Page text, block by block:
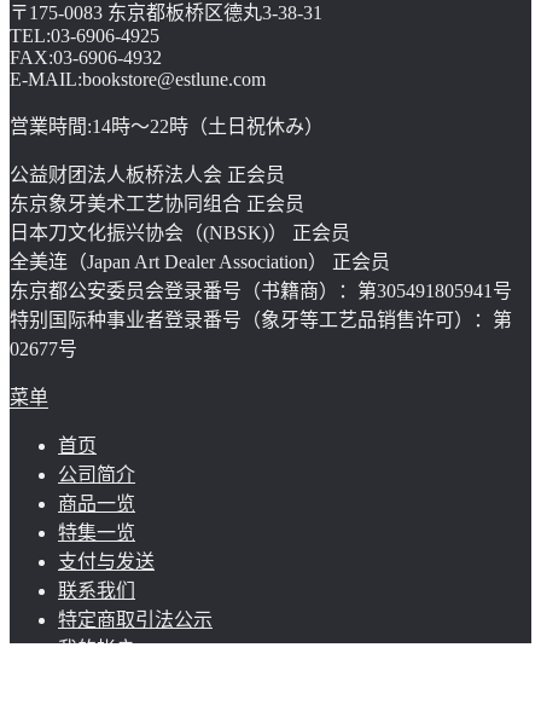
〒175-0083 东京都板桥区德丸3-38-31
TEL:03-6906-4925
FAX:03-6906-4932
E-MAIL:bookstore@estlune.com
営業時間:14時～22時（土日祝休み）
公益财团法人板桥法人会 正会员
东京象牙美术工艺协同组合 正会员
日本刀文化振兴协会（(NBSK)） 正会员
全美连（Japan Art Dealer Association） 正会员
东京都公安委员会登录番号（书籍商）：第305491805941号
特别国际种事业者登录番号（象牙等工艺品销售许可）：第
02677号
菜单
首页
公司简介
商品一览
特集一览
支付与发送
联系我们
特定商取引法公示
我的帐户